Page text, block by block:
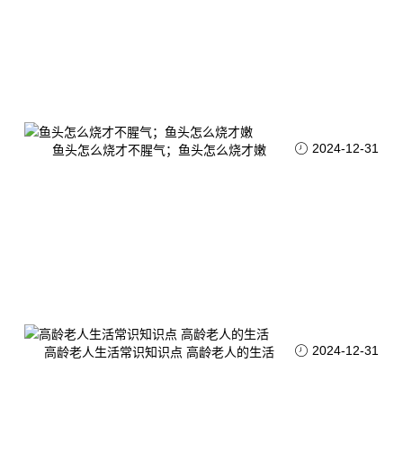
鱼头怎么烧才不腥气；鱼头怎么烧才嫩 2024-12-31
高龄老人生活常识知识点 高龄老人的生活 2024-12-31